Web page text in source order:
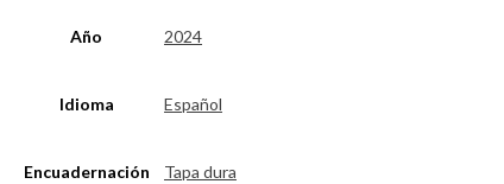
Año 2024
Idioma Español
Encuadernación Tapa dura